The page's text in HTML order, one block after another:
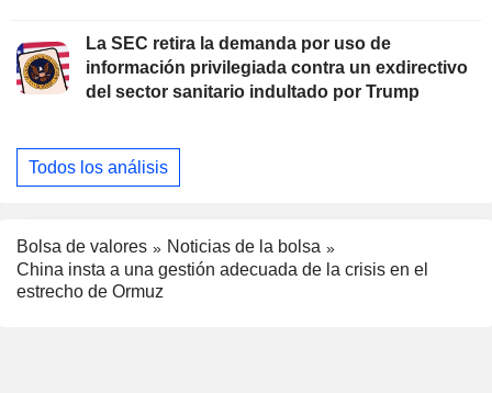
La SEC retira la demanda por uso de
información privilegiada contra un exdirectivo
del sector sanitario indultado por Trump
Todos los análisis
Bolsa de valores
Noticias de la bolsa
China insta a una gestión adecuada de la crisis en el
estrecho de Ormuz